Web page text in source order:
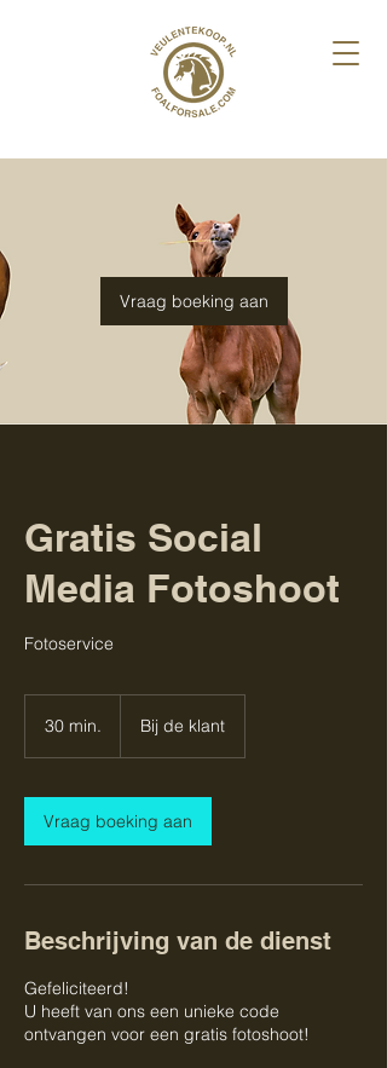
Vraag boeking aan
Gratis Social
Media Fotoshoot
Fotoservice
30 min.
i
n
.
Bij de klant
Vraag boeking aan
Beschrijving van de dienst
Gefeliciteerd!
U heeft van ons een unieke code
ontvangen voor een gratis fotoshoot!